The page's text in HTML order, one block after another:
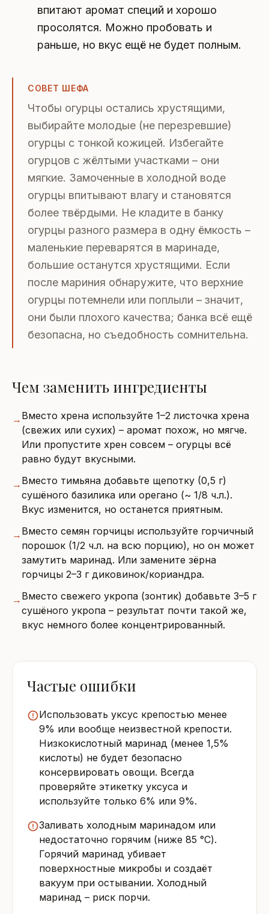
впитают аромат специй и хорошо
просолятся. Можно пробовать и
раньше, но вкус ещё не будет полным.
СОВЕТ ШЕФА
Чтобы огурцы остались хрустящими,
выбирайте молодые (не перезревшие)
огурцы с тонкой кожицей. Избегайте
огурцов с жёлтыми участками – они
мягкие. Замоченные в холодной воде
огурцы впитывают влагу и становятся
более твёрдыми. Не кладите в банку
огурцы разного размера в одну ёмкость –
маленькие переварятся в маринаде,
большие останутся хрустящими. Если
после мариния обнаружите, что верхние
огурцы потемнели или поплыли – значит,
они были плохого качества; банка всё ещё
безопасна, но съедобность сомнительна.
Чем заменить ингредиенты
→ Вместо хрена используйте 1–2 листочка хрена
(свежих или сухих) – аромат похож, но мягче.
Или пропустите хрен совсем – огурцы всё
равно будут вкусными.
→ Вместо тимьяна добавьте щепотку (0,5 г)
сушёного базилика или орегано (~ 1/8 ч.л.).
Вкус изменится, но останется приятным.
→ Вместо семян горчицы используйте горчичный
порошок (1/2 ч.л. на всю порцию), но он может
замутить маринад. Или замените зёрна
горчицы 2–3 г диковинок/кориандра.
→ Вместо свежего укропа (зонтик) добавьте 3–5 г
сушёного укропа – результат почти такой же,
вкус немного более концентрированный.
Частые ошибки
Использовать уксус крепостью менее
9% или вообще неизвестной крепости.
Низкокислотный маринад (менее 1,5%
кислоты) не будет безопасно
консервировать овощи. Всегда
проверяйте этикетку уксуса и
используйте только 6% или 9%.
Заливать холодным маринадом или
недостаточно горячим (ниже 85 °C).
Горячий маринад убивает
поверхностные микробы и создаёт
вакуум при остывании. Холодный
маринад – риск порчи.